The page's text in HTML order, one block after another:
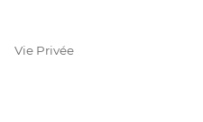
Vie Privée